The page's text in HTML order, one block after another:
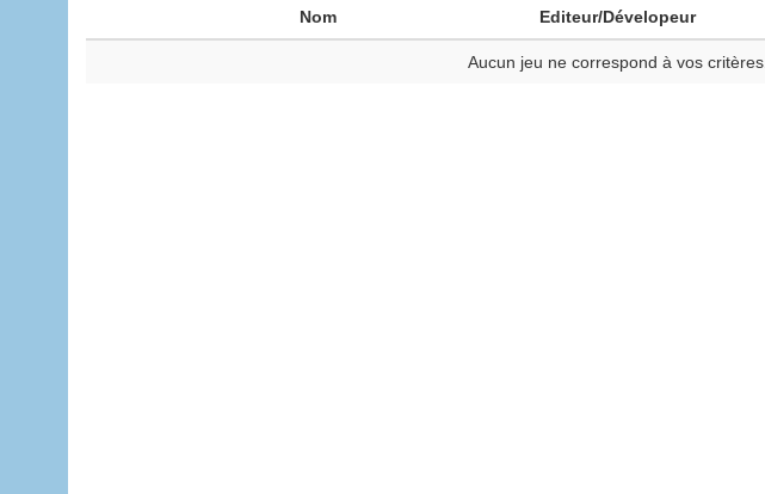
Nom Editeur/Dévelopeur
Aucun jeu ne correspond à vos critères.